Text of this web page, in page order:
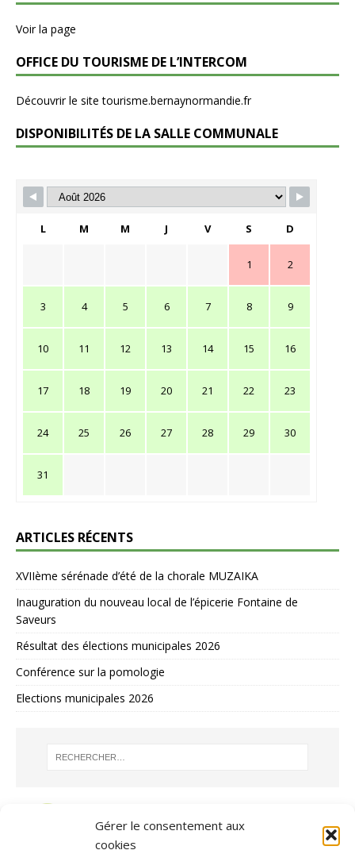
Gérer le consentement aux
cookies
Voir la page
OFFICE DU TOURISME DE L’INTERCOM
Découvrir le site tourisme.bernaynormandie.fr
DISPONIBILITÉS DE LA SALLE COMMUNALE
L M M J V S D
1 2
3 4 5 6 7 8 9
10 11 12 13 14 15 16
17 18 19 20 21 22 23
24 25 26 27 28 29 30
31
ARTICLES RÉCENTS
XVIIème sérénade d’été de la chorale MUZAIKA
Inauguration du nouveau local de l’épicerie Fontaine de
Saveurs
Résultat des élections municipales 2026
Conférence sur la pomologie
Elections municipales 2026